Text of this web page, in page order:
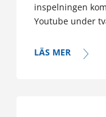
inspelningen
Youtube under
LÄS MER